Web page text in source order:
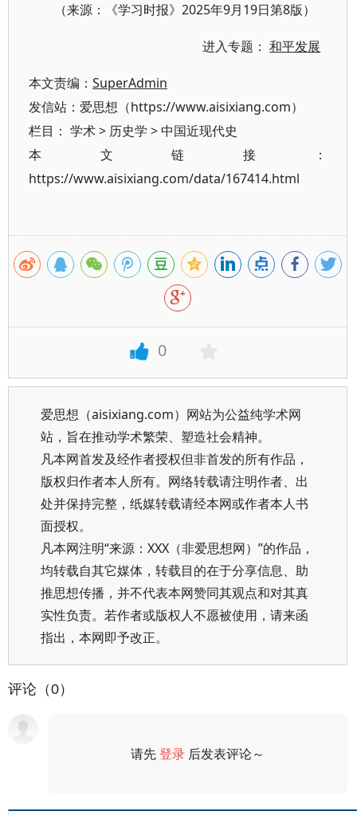
（来源：《学习时报》2025年9月19日第8版）
进入专题：和平发展
本文责编： SuperAdmin
发信站：爱思想（https://www.aisixiang.com）
栏目： 学术> 历史学 >中国近现代史
本文链接：
https://www.aisixiang.com/data/167414.html
0
爱思想（aisixiang.com）网站为公益纯学术网
站，旨在推动学术繁荣、塑造社会精神。
凡本网首发及经作者授权但非首发的所有作品，
版权归作者本人所有。网络转载请注明作者、出
处并保持完整，纸媒转载请经本网或作者本人书
面授权。
凡本网注明“来源：XXX（非爱思想网）”的作品，
均转载自其它媒体，转载目的在于分享信息、助
推思想传播，并不代表本网赞同其观点和对其真
实性负责。若作者或版权人不愿被使用，请来函
指出，本网即予改正。
评论（0）
请先登录 后发表评论～